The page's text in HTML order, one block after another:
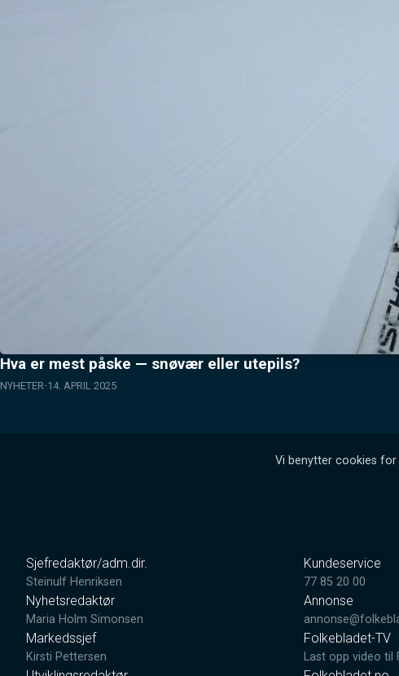
Hva er mest påske — snøvær eller utepils?
NYHETER 14. APRIL 2025
Vi benytter cookies
Sjefredaktør/adm.dir.
Steinulf Henriksen
Nyhetsredaktør
Maria Holm Simonsen
Markedssjef
Kirsti Pettersen
Kundeservice
77 85 20 00
Annonse
Folkebladet-TV
Last opp video til